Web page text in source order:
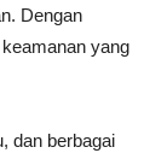
Dengan
yang
dan berbagai